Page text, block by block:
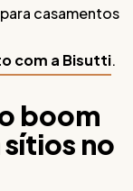
casamentos
com a Bisutti.
boom
no